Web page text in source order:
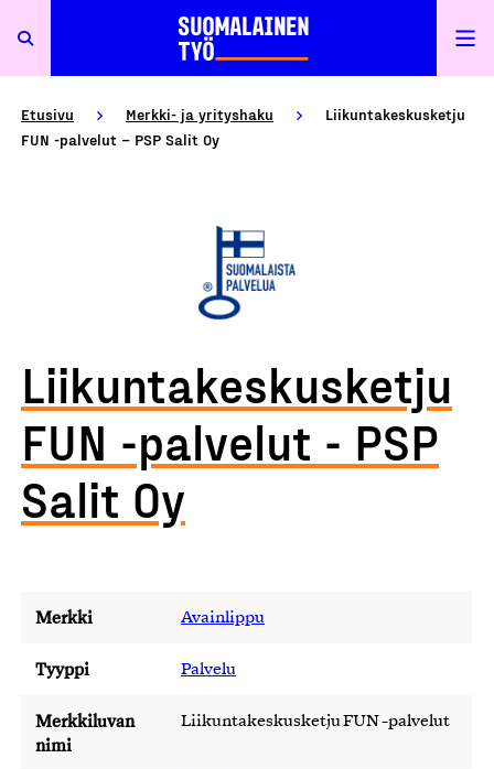
Etusivu Merkki- ja yrityshaku
Liikuntakeskusketju
FUN -palvelut – PSP Salit Oy
Liikuntakeskusketju
FUN -palvelut - PSP
Salit Oy
Merkki Avainlippu
Tyyppi Palvelu
Merkkiluvan
nimi
Liikuntakeskusketju FUN -palvelut